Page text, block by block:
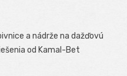
a nádrže na dažďovú
od Kamal-Bet